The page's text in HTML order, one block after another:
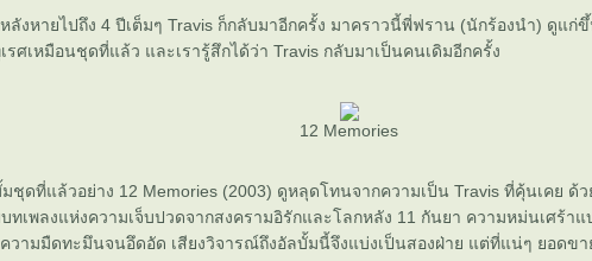
ลังหายไปถึง 4 ปีเต็มๆ Travis ก็กลับมาอีกครั้ง มาคราวนี้พี่ฟราน (นักร้องนำ) ดูแก่
รศเหมือนชุดที่แล้ว และเรารู้สึกได้ว่า Travis กลับมาเป็นคนเดิมอีกครั้ง
12 Memories
ชุดที่แล้วอย่าง 12 Memories (2003) ดูหลุดโทนจากความเป็น Travis ที่คุ้นเคย ด้
ทเพลงแห่งความเจ็บปวดจากสงครามอิรักและโลกหลัง 11 กันยา ความหม่นเศร้า
วามมืดทะมึนจนอึดอัด เสียงวิจารณ์ถึงอัลบั้มนี้จึงแบ่งเป็นสองฝ่าย แต่ที่แน่ๆ ยอดข